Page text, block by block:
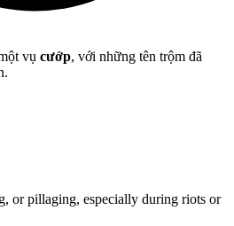
vụ cướp, với những tên trộm đã
or pillaging, especially during riots or